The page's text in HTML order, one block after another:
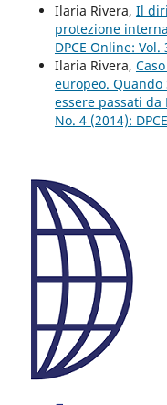
Ilaria Rivera, Il
protezione
DPCE Online:
Ilaria Rivera,
europeo.
essere passati da
No. 4 (2014):